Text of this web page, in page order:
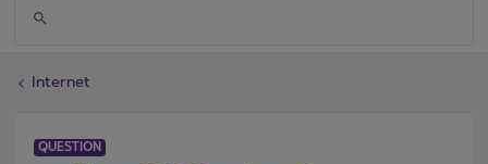
Internet
QUESTION